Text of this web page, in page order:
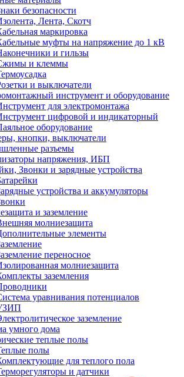
безопасности
Лента, Скотч
маркировка
муфты на напряжение до 1 кВ
и гильзы
и клеммы
и выключатели
инструмент и оборудование
для электромонтажа
цифровой и индикаторный
оборудование
кнопки, выключатели
разъемы
напряжения, ИБП
Звонки и зарядные устройства
устройства и аккумуляторы
и заземление
молниезащита
элементы
переносное
молниезащита
заземления
уравнивания потенциалов
заземление
умного дома
теплые полы
полы
для теплого пола
и датчики